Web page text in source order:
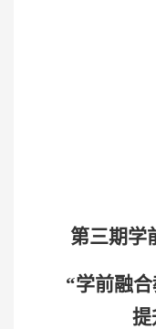
必
第三期学
“学前融
提